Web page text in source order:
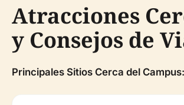
Atracciones
y Consejos de
Principales Sitios Cerca del Campus: